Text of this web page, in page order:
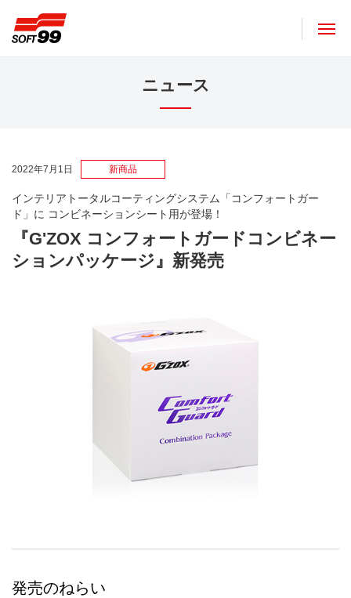
ニュース
2022年7月1日 新商品
インテリアトータルコーティングシステム「コンフォートガー
ド」に コンビネーションシート用が登場！
『G'ZOX コンフォートガードコンビネー
ションパッケージ』新発売
発売のねらい